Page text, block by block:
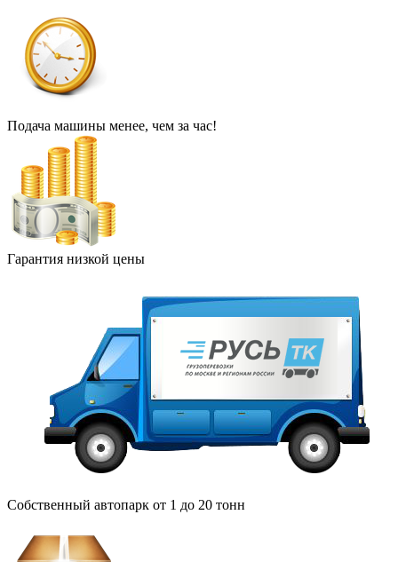
Подача машины менее, чем за час!
Гарантия низкой цены
Собственный автопарк от 1 до 20 тонн